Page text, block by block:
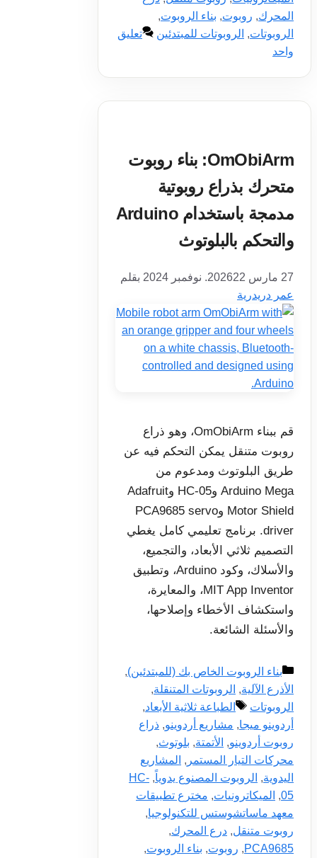
المحرك, روبوت, بناء الروبوت,
الروبوتات, الروبوتات للمبتدئين
تعليق
واحد
OmObiArm: بناء روبوت
متحرك بذراع روبوتية
مدمجة باستخدام Arduino
والتحكم بالبلوتوث
27 مارس 2026 22. نوفمبر 2024
بقلم
عمر دريدرية
قم ببناء OmObiArm، وهو ذراع
روبوت متنقل يمكن التحكم فيه عن
طريق البلوتوث ومدعوم من
Arduino Mega وHC-05 وAdafruit
Motor Shield وPCA9685 servo
driver. برنامج تعليمي كامل يغطي
التصميم ثلاثي الأبعاد، والتجميع،
والأسلاك، وكود Arduino، وتطبيق
MIT App Inventor، والمعايرة،
واستكشاف الأخطاء وإصلاحها،
والأسئلة الشائعة.
التصنيفات
بناء الروبوت الخاص بك (للمبتدئين),
الأذرع الآلية, الروبوتات المتنقلة,
الروبوتات
الوسوم
الطباعة ثلاثية الأبعاد,
أردوينو ميجا, مشاريع أردوينو, ذراع
روبوت أردوينو, الأتمتة, بلوتوث,
محركات التيار المستمر , المشاريع
اليدوية, الروبوت المصنوع يدوياً,
HC-
05
, الميكاترونيات, مخترع تطبيقات
معهد ماساتشوستس للتكنولوجيا,
روبوت متنقل, درع المحرك,
PCA9685
, روبوت, بناء الروبوت,